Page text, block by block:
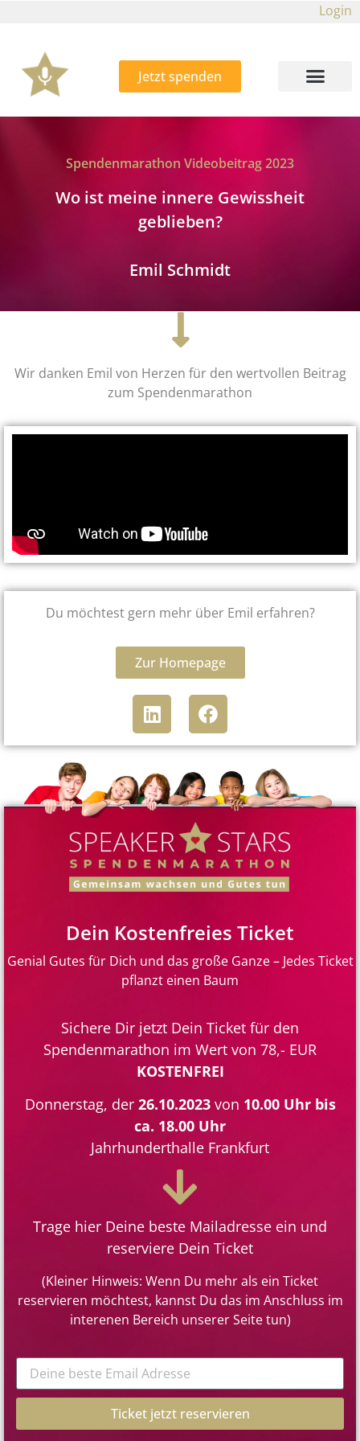
Login
Jetzt spenden
Spendenmarathon Videobeitrag 2023
Wo ist meine innere Gewissheit
geblieben?
Emil Schmidt
Wir danken Emil von Herzen für den wertvollen Beitrag
zum Spendenmarathon
Du möchtest gern mehr über Emil erfahren?
Zur Homepage
Dein Kostenfreies Ticket
Genial Gutes für Dich und das große Ganze – Jedes Ticket
pflanzt einen Baum
Sichere Dir jetzt Dein Ticket für den
Spendenmarathon im Wert von 78,- EUR
KOSTENFREI
Donnerstag, der 26.10.2023von 10.00 Uhr bis
ca. 18.00 Uhr
Jahrhunderthalle Frankfurt
Trage hier Deine beste Mailadresse ein und
reserviere Dein Ticket
(Kleiner Hinweis: Wenn Du mehr als ein Ticket
reservieren möchtest, kannst Du das im Anschluss im
interenen Bereich unserer Seite tun)
Ticket jetzt reservieren